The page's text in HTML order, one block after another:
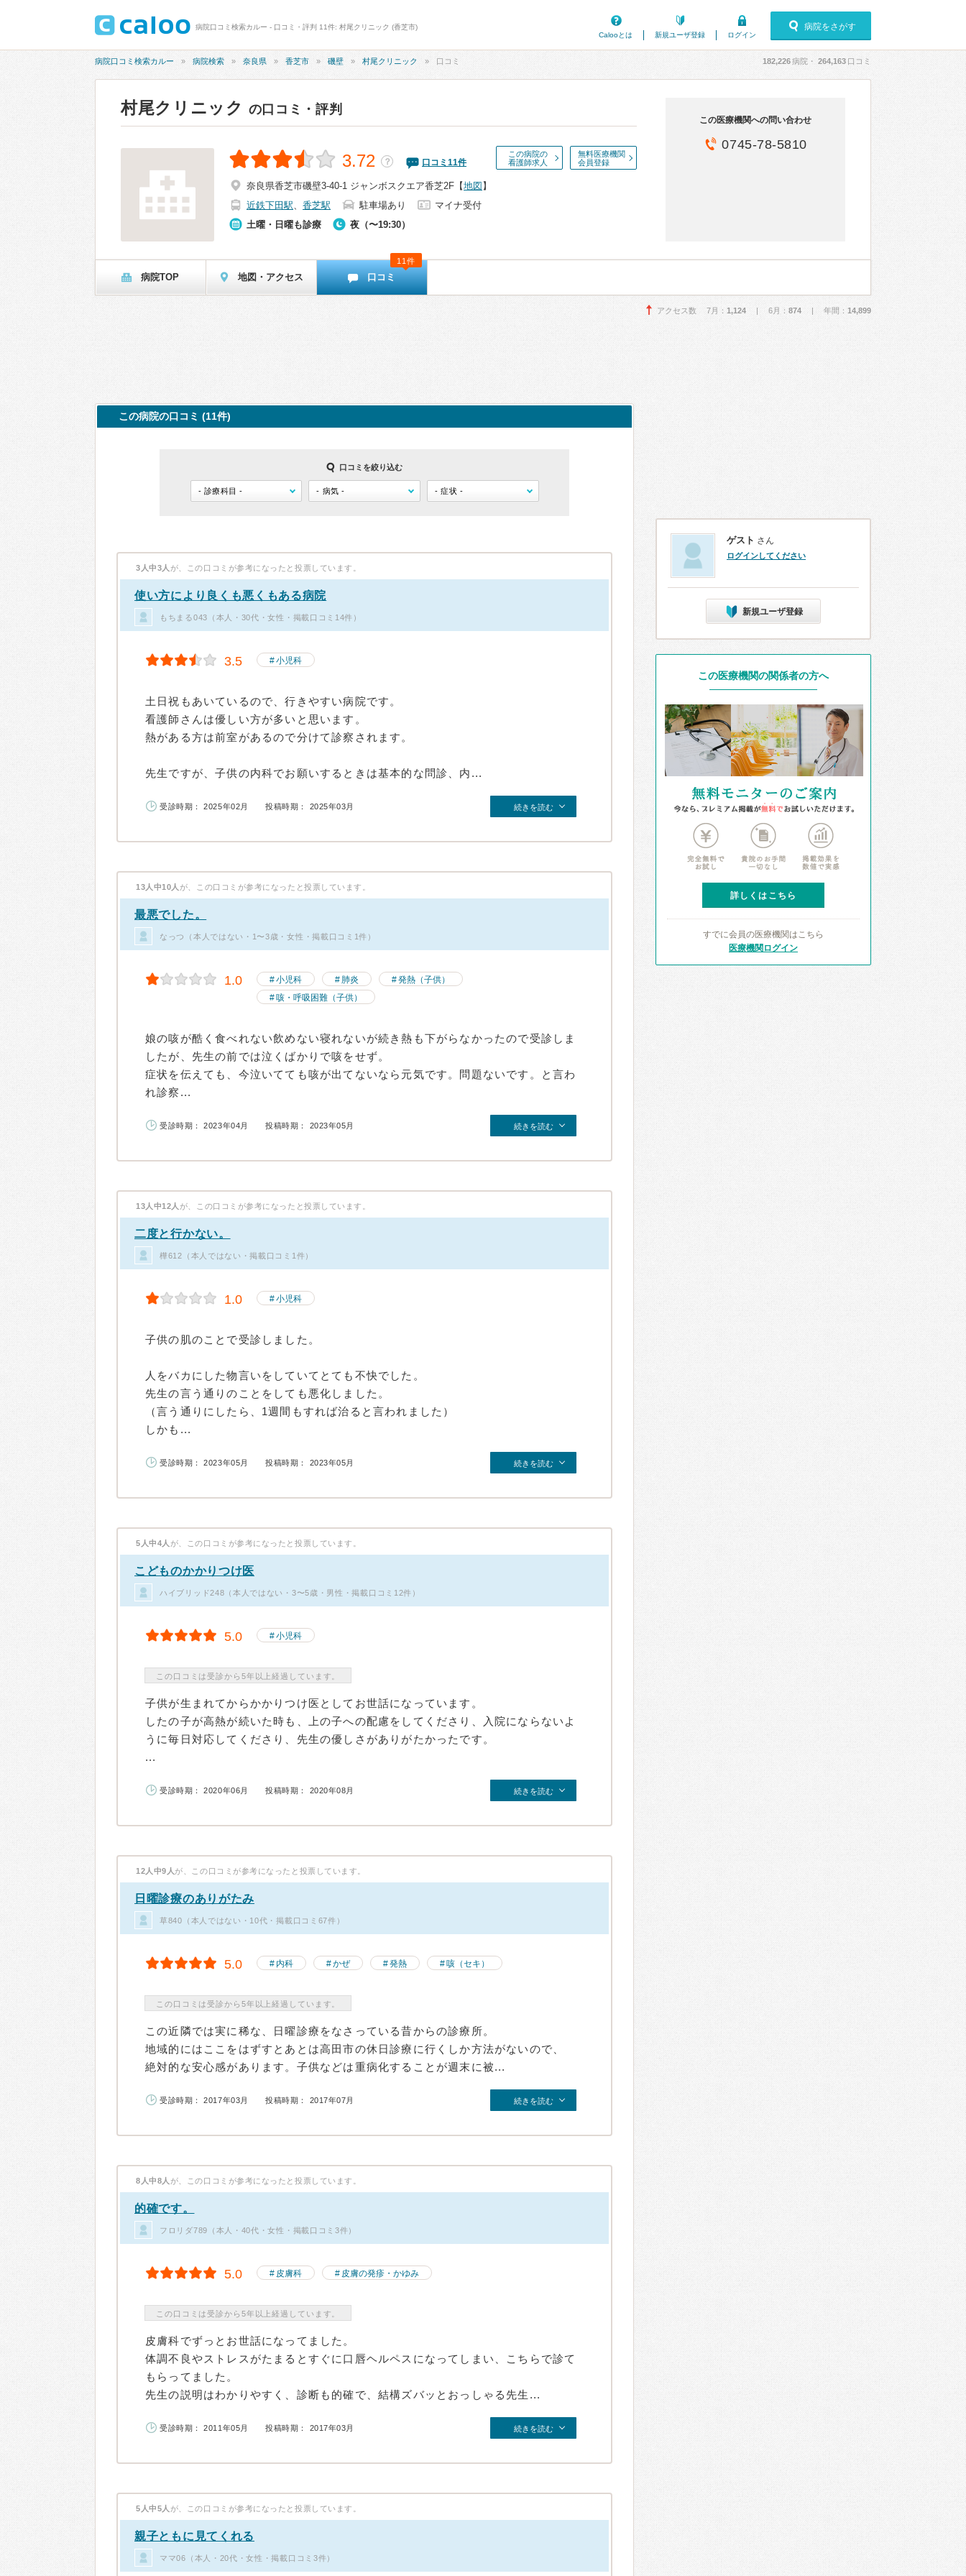
病院口コミ検索カルー - 口コミ・評判 11件: 村尾クリニック (香芝市)
Calooとは
新規ユーザ登録 ログイン
病院をさがす
病院口コミ検索カルー 病院検索 奈良県 香芝市 磯壁 村尾クリニック 口コミ 182,226病院・ 264,163 口コミ
村尾クリニック の口コミ・評判
この病院の
看護師求人
無料医療機関
会員登録
3.72 ？ 口コミ 11件
奈良県香芝市磯壁3-40-1 ジャンボスクエア香芝2F 【地図 】
近鉄下田駅、 香芝駅 駐車場あり
マイナ受付
土曜・日曜も診療
夜（〜19:30）
この医療機関への問い合わせ
0745-78-5810
病院TOP 地図・アクセス 口コミ
11件
アクセス数 7月： 1,124 | 6月： 874 | 年間： 14,899
この病院の口コミ (11件)
口コミを絞り込む
3人中3人 が、この口コミが参考になったと投票しています。
使い方により良くも悪くもある病院
もちまる043（本人・30代・女性・掲載口コミ14件）
3.5 小児科
土日祝もあいているので、行きやすい病院です。
看護師さんは優しい方が多いと思います。
熱がある方は前室があるので分けて診察されます。
先生ですが、子供の内科でお願いするときは基本的な問診、内...
受診時期： 2025年02月 投稿時期： 2025年03月 続きを読む
13人中10人 が、この口コミが参考になったと投票しています。
最悪でした。
なっつ（本人ではない・1〜3歳・女性・掲載口コミ1件）
1.0 小児科 肺炎
発熱（子供）
咳・呼吸困難（子供）
娘の咳が酷く食べれない飲めない寝れないが続き熱も下がらなかったので受診しま
したが、先生の前では泣くばかりで咳をせず。
症状を伝えても、今泣いてても咳が出てないなら元気です。問題ないです。と言わ
れ診察...
受診時期： 2023年04月 投稿時期： 2023年05月 続きを読む
13人中12人 が、この口コミが参考になったと投票しています。
二度と行かない。
樺612（本人ではない・掲載口コミ1件）
1.0 小児科
子供の肌のことで受診しました。
人をバカにした物言いをしていてとても不快でした。
先生の言う通りのことをしても悪化しました。
（言う通りにしたら、1週間もすれば治ると言われました）
しかも...
受診時期： 2023年05月 投稿時期： 2023年05月 続きを読む
5人中4人 が、この口コミが参考になったと投票しています。
こどものかかりつけ医
ハイブリッド248（本人ではない・3〜5歳・男性・掲載口コミ12件）
5.0 小児科
この口コミは受診から5年以上経過しています。
子供が生まれてからかかりつけ医としてお世話になっています。
したの子が高熱が続いた時も、上の子への配慮をしてくださり、入院にならないよ
うに毎日対応してくださり、先生の優しさがありがたかったです。
...
受診時期： 2020年06月 投稿時期： 2020年08月 続きを読む
12人中9人 が、この口コミが参考になったと投票しています。
日曜診療のありがたみ
草840（本人ではない・10代・掲載口コミ67件）
5.0 内科 かぜ 発熱 咳（セキ）
この口コミは受診から5年以上経過しています。
この近隣では実に稀な、日曜診療をなさっている昔からの診療所。
地域的にはここをはずすとあとは高田市の休日診療に行くしか方法がないので、
絶対的な安心感があります。子供などは重病化することが週末に被...
受診時期： 2017年03月 投稿時期： 2017年07月 続きを読む
8人中8人 が、この口コミが参考になったと投票しています。
的確です。
フロリダ789（本人・40代・女性・掲載口コミ3件）
5.0 皮膚科 皮膚の発疹・かゆみ
この口コミは受診から5年以上経過しています。
皮膚科でずっとお世話になってました。
体調不良やストレスがたまるとすぐに口唇ヘルペスになってしまい、こちらで診て
もらってました。
先生の説明はわかりやすく、診断も的確で、結構ズバッとおっしゃる先生...
受診時期： 2011年05月 投稿時期： 2017年03月 続きを読む
5人中5人 が、この口コミが参考になったと投票しています。
親子ともに見てくれる
ママ06（本人・20代・女性・掲載口コミ3件）
ゲスト さん
ログインしてください
新規ユーザ登録
この医療機関の関係者の方へ
詳しくはこちら
すでに会員の医療機関はこちら
医療機関ログイン